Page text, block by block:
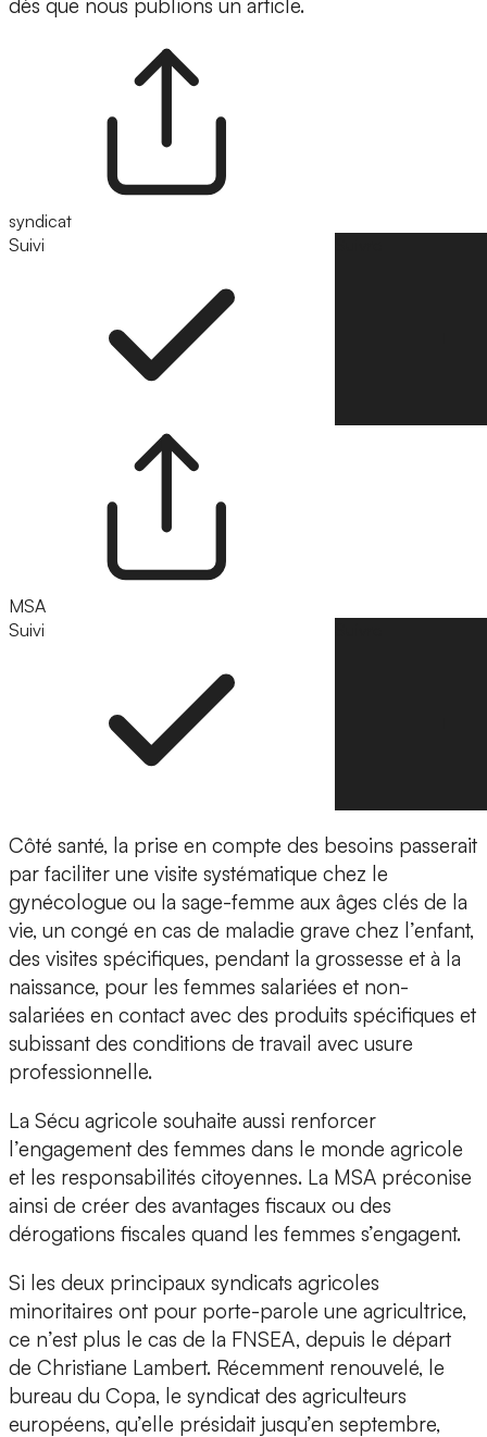
dès que nous publions un article.
syndicat
Suivi
MSA
Suivi
Côté santé, la prise en compte des besoins passerait
par faciliter une visite systématique chez le
gynécologue ou la sage-femme aux âges clés de la
vie, un congé en cas de maladie grave chez l’enfant,
des visites spécifiques, pendant la grossesse et à la
naissance, pour les femmes salariées et non-
salariées en contact avec des produits spécifiques et
subissant des conditions de travail avec usure
professionnelle.
La Sécu agricole souhaite aussi renforcer
l’engagement des femmes dans le monde agricole
et les responsabilités citoyennes. La MSA préconise
ainsi de créer des avantages fiscaux ou des
dérogations fiscales quand les femmes s’engagent.
Si les deux principaux syndicats agricoles
minoritaires ont pour porte-parole une agricultrice,
ce n’est plus le cas de la FNSEA, depuis le départ
de Christiane Lambert. Récemment renouvelé, le
bureau du Copa, le syndicat des agriculteurs
européens, qu’elle présidait jusqu’en septembre,